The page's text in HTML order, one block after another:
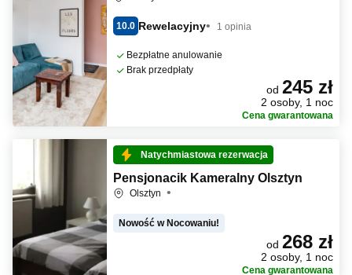
10.0 Rewelacyjny 1 opinia
Bezpłatne anulowanie
Brak przedpłaty
od 245 zł
2 osoby, 1 noc
Cena gwarantowana
Natychmiastowa rezerwacja
Pensjonacik Kameralny Olsztyn
Olsztyn
Nowość w Nocowaniu!
od 268 zł
2 osoby, 1 noc
Cena gwarantowana